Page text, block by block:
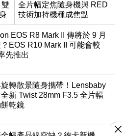
全片幅定焦隨身機與 RED
技術加持機種成焦點
EOS R8 Mark II 傳將於 9 月
EOS R10 Mark II 可能會較
先推出
轉散景隨身攜帶！Lensbaby
新 Twist 28mm F3.5 全片幅
乾鏡